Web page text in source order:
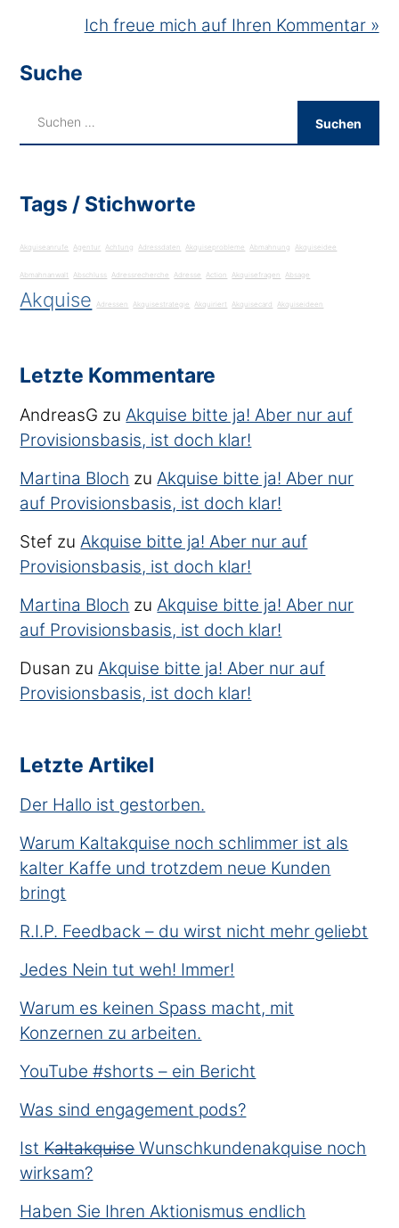
Ich freue mich auf Ihren Kommentar »
Suche
Tags / Stichworte
Akquiseanrufe Agentur Achtung Adressdaten Akquiseprobleme Abmahnung Akquiseidee
Abmahnanwalt Abschluss Adressrecherche Adresse Action Akquisefragen Absage
Akquise Adressen Akquisestrategie Akquiriert Akquisecard Akquiseideen
Letzte Kommentare
AndreasG zuAkquise bitte ja! Aber nur auf
Provisionsbasis, ist doch klar!
Martina Bloch zuAkquise bitte ja! Aber nur
auf Provisionsbasis, ist doch klar!
Stef zuAkquise bitte ja! Aber nur auf
Provisionsbasis, ist doch klar!
Martina Bloch zuAkquise bitte ja! Aber nur
auf Provisionsbasis, ist doch klar!
Dusan zuAkquise bitte ja! Aber nur auf
Provisionsbasis, ist doch klar!
Letzte Artikel
Der Hallo ist gestorben.
Warum Kaltakquise noch schlimmer ist als
kalter Kaffe und trotzdem neue Kunden
bringt
R.I.P. Feedback – du wirst nicht mehr geliebt
Jedes Nein tut weh! Immer!
Warum es keinen Spass macht, mit
Konzernen zu arbeiten.
YouTube #shorts – ein Bericht
Was sind engagement pods?
Ist K̶a̶l̶t̶a̶k̶q̶u̶i̶s̶e̶ Wunschkundenakquise noch
wirksam?
Haben Sie Ihren Aktionismus endlich